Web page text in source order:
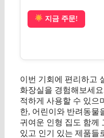
지금 주문!
이번 기회에 편리하고
화장실을 경험해보세
적하게 사용할 수 있으
한, 어린이와 반려동물
귀여운 인형 집도 함께
있고 인기 있는 제품들